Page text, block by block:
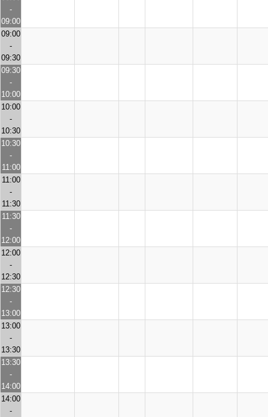
-
09:00
09:00
-
09:30
09:30
-
10:00
10:00
-
10:30
10:30
-
11:00
11:00
-
11:30
11:30
-
12:00
12:00
-
12:30
12:30
-
13:00
13:00
-
13:30
13:30
-
14:00
14:00
-